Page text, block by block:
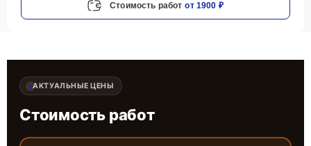
Стоимость работ от 1900 ₽
АКТУАЛЬНЫЕ ЦЕНЫ
Стоимость работ